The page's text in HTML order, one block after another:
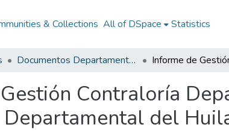
& Collections All of DSpace Statistics
Documentos Departamentales
Contraloría
del